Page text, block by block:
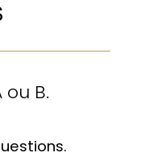
ou B.